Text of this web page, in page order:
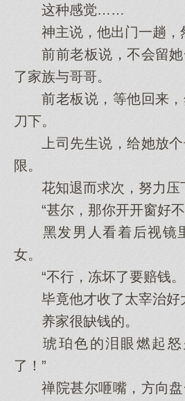
这种感觉……
神主说，他出门一趟，
前前老板说，不会留她
了家族与哥哥。
前老板说，等他回来，
刀下。
上司先生说，给她放个
限。
花知退而求次，努力压
“甚尔，那你开开窗好不
黑发男人看着后视镜
女。
“不行，冻坏了要赔钱。
毕竟他才收了太宰治好
养家很缺钱的。
琥珀色的泪眼燃起怒
了！”
禅院甚尔咂嘴，方向盘